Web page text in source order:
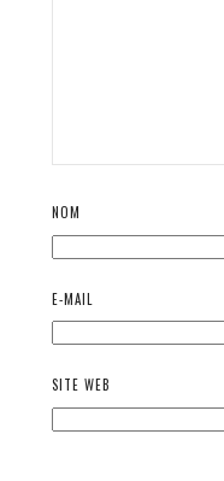
NOM
E-MAIL
SITE WEB